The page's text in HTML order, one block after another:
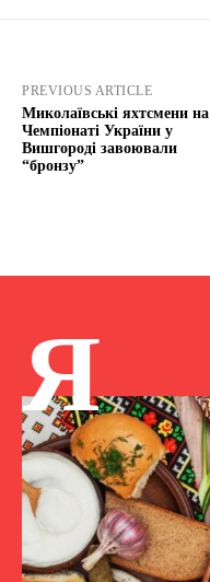
PREVIOUS ARTICLE
Миколаївські яхтсмени на
Чемпіонаті України у
Вишгороді завоювали
“бронзу”
Я